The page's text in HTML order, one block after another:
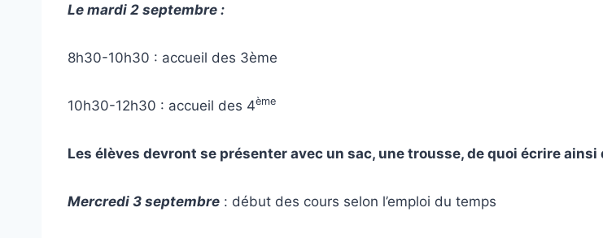
Le mardi 2 septembre :
8h30-10h30 : accueil des 3ème
10h30-12h30 : accueil des 4ème
Les élèves devront se présenter avec un sac, une trousse, de quoi écrire ainsi
Mercredi 3 septembre : début des cours selon l’emploi du temps